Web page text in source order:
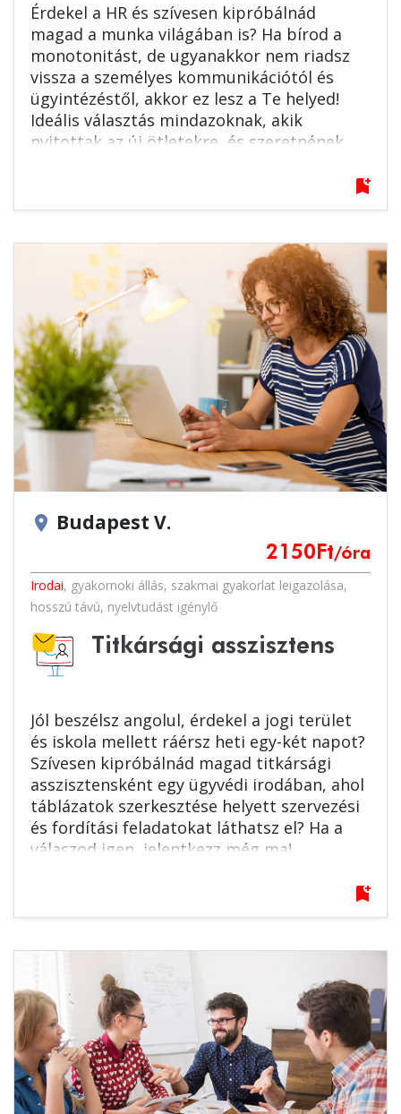
Érdekel a HR és szívesen kipróbálnád
magad a munka világában is? Ha bírod a
monotonitást, de ugyanakkor nem riadsz
vissza a személyes kommunikációtól és
ügyintézéstől, akkor ez lesz a Te helyed!
Ideális választás mindazoknak, akik
nyitottak az új ötletekre, és szeretnének
vállalatnál.
bookmark_add
location_on Budapest V.
2150 Ft/óra
Irodai, gyakornoki állás, szakmai gyakorlat leigazolása,
hosszú távú, nyelvtudást igénylő
Titkársági asszisztens
Jól beszélsz angolul, érdekel a jogi terület
és iskola mellett ráérsz heti egy-két napot?
Szívesen kipróbálnád magad titkársági
asszisztensként egy ügyvédi irodában, ahol
táblázatok szerkesztése helyett szervezési
és fordítási feladatokat láthatsz el? Ha a
válaszod igen, jelentkezz még ma!
bookmark_add